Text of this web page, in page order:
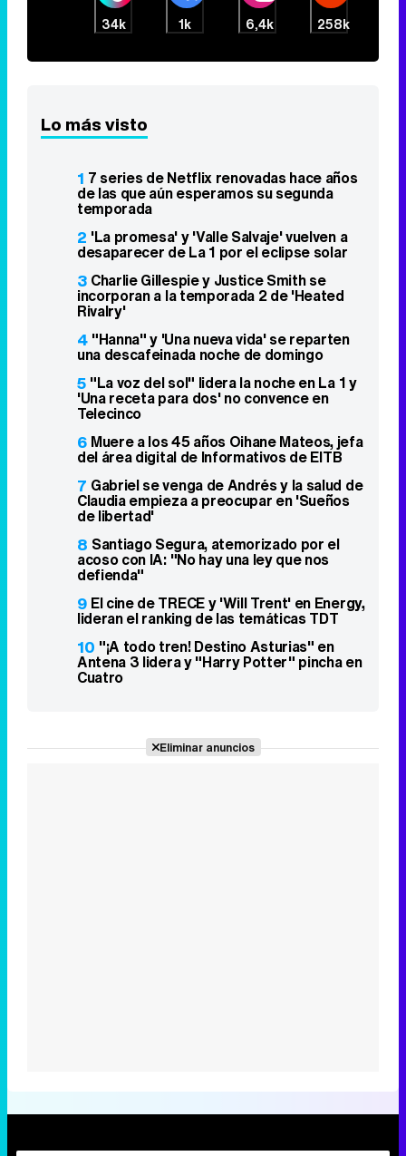
34k 1k 6,4k 258k
Lo más visto
1 7 series de Netflix renovadas hace años
de las que aún esperamos su segunda
temporada
2 'La promesa' y 'Valle Salvaje' vuelven a
desaparecer de La 1 por el eclipse solar
3 Charlie Gillespie y Justice Smith se
incorporan a la temporada 2 de 'Heated
Rivalry'
4 "Hanna" y 'Una nueva vida' se reparten
una descafeinada noche de domingo
5 "La voz del sol" lidera la noche en La 1 y
'Una receta para dos' no convence en
Telecinco
6 Muere a los 45 años Oihane Mateos, jefa
del área digital de Informativos de EITB
7 Gabriel se venga de Andrés y la salud de
Claudia empieza a preocupar en 'Sueños
de libertad'
8 Santiago Segura, atemorizado por el
acoso con IA: "No hay una ley que nos
defienda"
9 El cine de TRECE y 'Will Trent' en Energy,
lideran el ranking de las temáticas TDT
10 "¡A todo tren! Destino Asturias" en
Antena 3 lidera y "Harry Potter" pincha en
Cuatro
Eliminar anuncios